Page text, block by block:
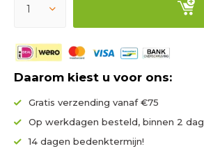
Daarom kiest u voor ons:
Gratis verzending vanaf €75
Op werkdagen besteld, binnen 2
14 dagen bedenktermijn!